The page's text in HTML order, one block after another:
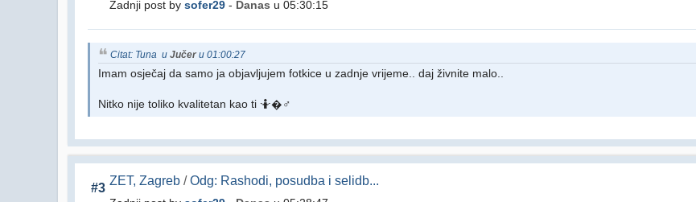
Zadnji post by sofer29 - Danas u 05:30:15
Citat: Tuna u Jučer u 01:00:27
Imam osječaj da samo ja objavljujem fotkice u zadnje vrijeme.. daj živnite malo..
Nitko nije toliko kvalitetan kao ti 🤷�♂️
#3
ZET, Zagreb /Odg: Rashodi, posudba i selidb...